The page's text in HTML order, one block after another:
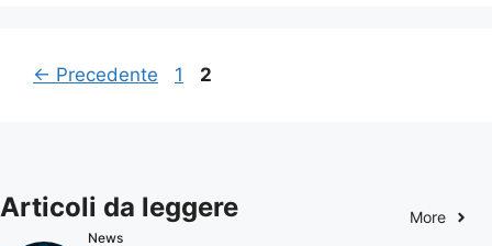
← Precedente Pagina
1 Pagina
2
Articoli da leggere More
News